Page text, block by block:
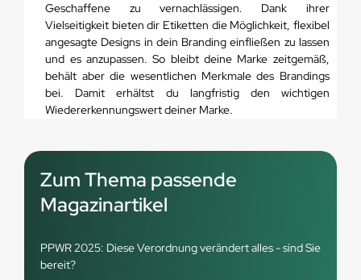
Geschaffene zu vernachlässigen. Dank ihrer
Vielseitigkeit bieten dir Etiketten die Möglichkeit, flexibel
angesagte Designs in dein Branding einfließen zu lassen
und es anzupassen. So bleibt deine Marke zeitgemäß,
behält aber die wesentlichen Merkmale des Brandings
bei. Damit erhältst du langfristig den wichtigen
Wiedererkennungswert deiner Marke.
Zum Thema passende
Magazinartikel
PPWR 2025: Diese Verordnung verändert alles - sind Sie
bereit?